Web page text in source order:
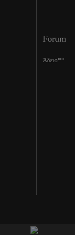
Forum
Άδειο**